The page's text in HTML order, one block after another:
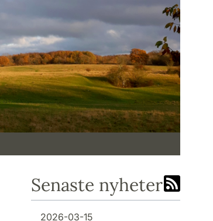
Senaste nyheter
2026-03-15